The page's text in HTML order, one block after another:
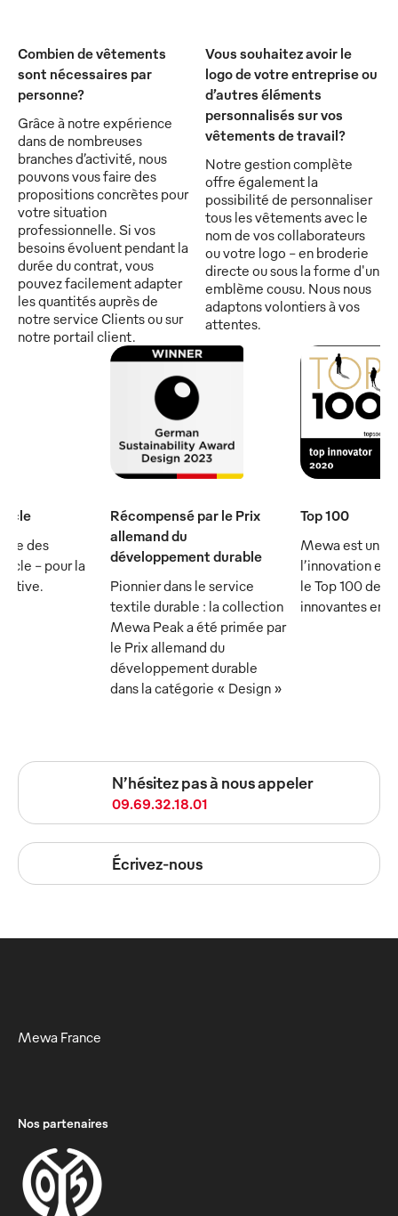
Combien de vêtements
sont nécessaires par
personne?
Grâce à notre expérience
dans de nombreuses
branches d’activité, nous
pouvons vous faire des
propositions concrètes pour
votre situation
professionnelle. Si vos
besoins évoluent pendant la
durée du contrat, vous
pouvez facilement adapter
les quantités auprès de
notre service Clients ou sur
notre portail client.
Vous souhaitez avoir le
logo de votre entreprise ou
d’autres éléments
personnalisés sur vos
vêtements de travail?
Notre gestion complète
offre également la
possibilité de personnaliser
tous les vêtements avec le
nom de vos collaborateurs
ou votre logo - en broderie
directe ou sous la forme d'un
emblème cousu. Nous nous
adaptons volontiers à vos
attentes.
des
- pour la
Récompensé par le Prix
allemand du
développement durable
Pionnier dans le service
textile durable : la collection
Mewa Peak a été primée par
le Prix allemand du
développement durable
dans la catégorie « Design »
Top 100
Mewa est un
l’innovation et
le Top 100 des
innovantes en
N’hésitez pas à nous appeler
09.69.32.18.01
Écrivez-nous
Mewa France
Nos partenaires